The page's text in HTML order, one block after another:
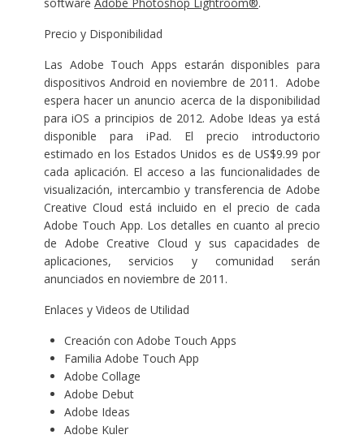
Precio y Disponibilidad
Las Adobe Touch Apps estarán disponibles para
dispositivos Android en noviembre de 2011. Adobe
espera hacer un anuncio acerca de la disponibilidad
para iOS a principios de 2012. Adobe Ideas ya está
disponible para iPad. El precio introductorio
estimado en los Estados Unidos es de US$9.99 por
cada aplicación. El acceso a las funcionalidades de
visualización, intercambio y transferencia de Adobe
Creative Cloud está incluido en el precio de cada
Adobe Touch App. Los detalles en cuanto al precio
de Adobe Creative Cloud y sus capacidades de
aplicaciones, servicios y comunidad serán
anunciados en noviembre de 2011.
Enlaces y Videos de Utilidad
Creación con Adobe Touch Apps
Familia Adobe Touch App
Adobe Collage
Adobe Debut
Adobe Ideas
Adobe Kuler